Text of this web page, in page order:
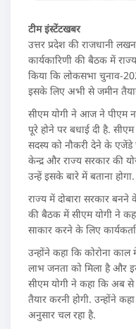
टीम इंस्टेंटखबर
उत्तर प्रदेश की राजधानी
कार्यकारिणी की बैठक में
किया कि लोकसभा चुनाव-
इसके लिए अभी से जमीन
सीएम योगी ने आज ने पीएम
पूरे होने पर बधाई दी है.
सदस्य को नौकरी देने के एजेंडे
केन्द्र और राज्य सरकार की
उन्हें इसके बारे में बताना होगा.
राज्य में दोबारा सरकार बनने
की बैठक में सीएम योगी ने
साकार करने के लिए
उन्होंने कहा कि कोरोना
लाभ जनता को मिला है और
सीएम योगी ने कहा कि अब
तैयार करनी होगी. उन्होंने
अनुसार चल रहा है.